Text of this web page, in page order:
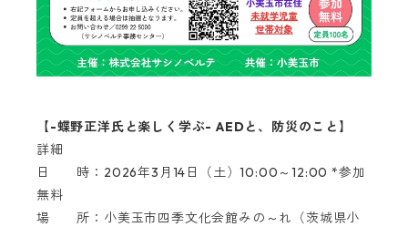
【-蝶野正洋氏と楽しく学ぶ- AEDと、防災のこと】
詳細
日 時：2026年3月14日（土）10:00～12:00 *参加
無料
場 所：小美玉市四季文化会館みの～れ（茨城県小